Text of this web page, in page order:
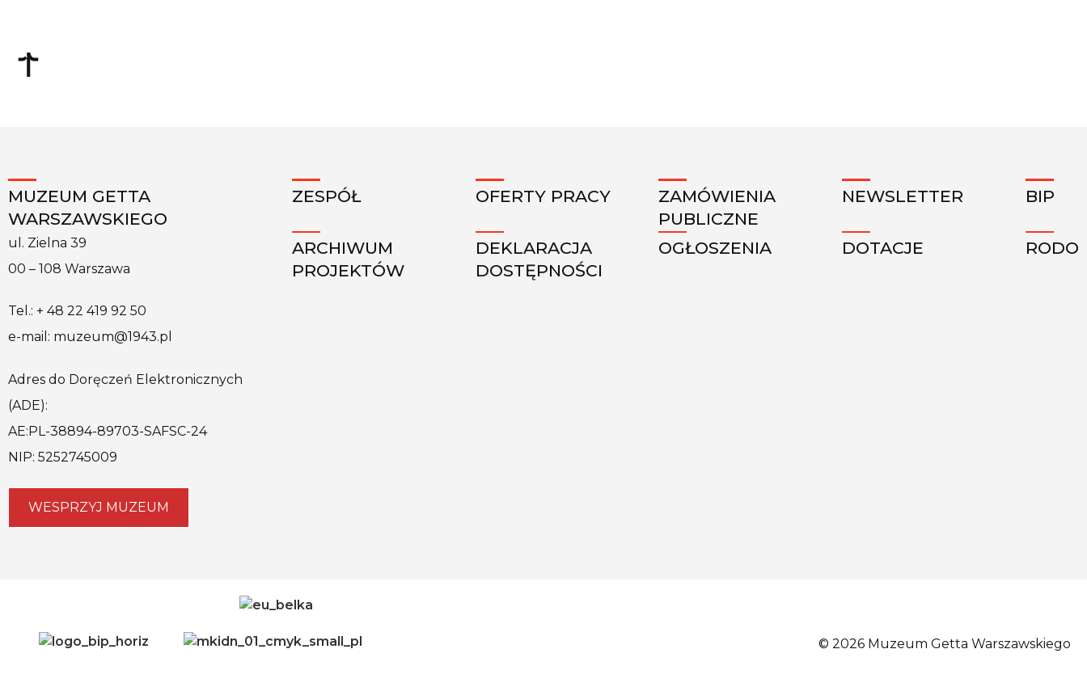
MUZEUM GETTA
WARSZAWSKIEGO
ul. Zielna 39
00 – 108 Warszawa
Tel.: + 48 22 419 92 50
e-mail: muzeum@1943.pl
Adres do Doręczeń Elektronicznych
(ADE):
AE:PL-38894-89703-SAFSC-24
NIP: 5252745009
WESPRZYJ MUZEUM
ZESPÓŁ
ARCHIWUM
PROJEKTÓW
OFERTY PRACY
DEKLARACJA
DOSTĘPNOŚCI
ZAMÓWIENIA
PUBLICZNE
OGŁOSZENIA
NEWSLETTER
DOTACJE
BIP
RODO
© 2026 Muzeum Getta Warszawskiego